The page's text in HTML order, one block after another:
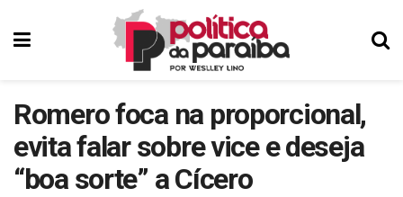
Romero foca na proporcional,
evita falar sobre vice e deseja
“boa sorte” a Cícero